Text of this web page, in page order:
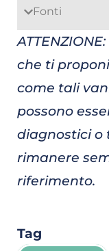
Fonti
che ti
come tali
possono
diagnostici o
rimanere
riferimento.
Tag